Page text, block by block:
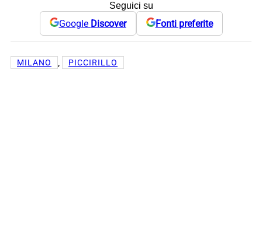
Seguici su
Google Discover Fonti preferite
MILANO , PICCIRILLO